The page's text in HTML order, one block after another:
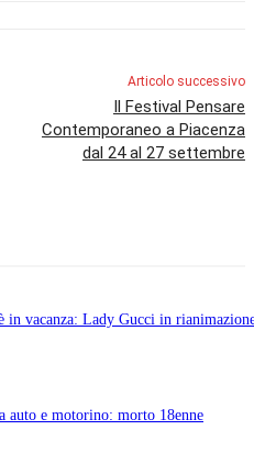
Articolo successivo
Il Festival Pensare
Contemporaneo a Piacenza
dal 24 al 27 settembre
in vacanza: Lady Gucci in
auto e motorino: morto 18enne